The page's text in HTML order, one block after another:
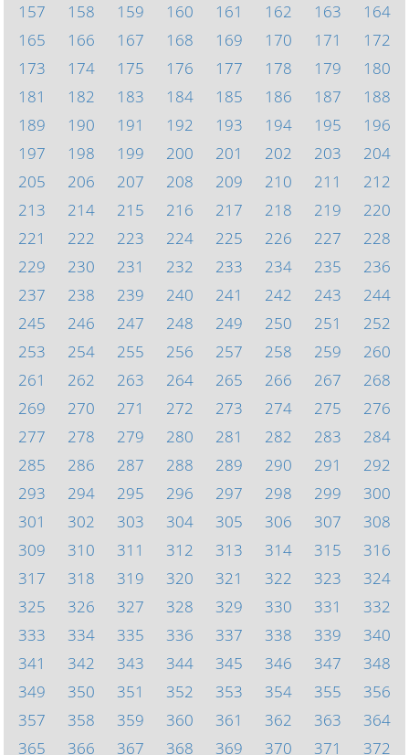
157
158 159 160 161 162 163
164
165
166 167 168 169 170 171
172
173
174 175 176 177 178 179
180
181
182 183 184 185 186 187
188
189
190 191 192 193 194 195
196
197
198 199 200 201 202 203
204
205
206 207 208 209 210 211
212
213
214 215 216 217 218 219
220
221
222 223 224 225 226 227
228
229
230 231 232 233 234 235
236
237
238 239 240 241 242 243
244
245
246 247 248 249 250 251
252
253
254 255 256 257 258 259
260
261
262 263 264 265 266 267
268
269
270 271 272 273 274 275
276
277
278 279 280 281 282 283
284
285
286 287 288 289 290 291
292
293
294 295 296 297 298 299
300
301
302 303 304 305 306 307
308
309
310 311 312 313 314 315
316
317
318 319 320 321 322 323
324
325
326 327 328 329 330 331
332
333
334 335 336 337 338 339
340
341
342 343 344 345 346 347
348
349
350 351 352 353 354 355
356
357
358 359 360 361 362 363
364
365
366 367 368 369 370 371 372